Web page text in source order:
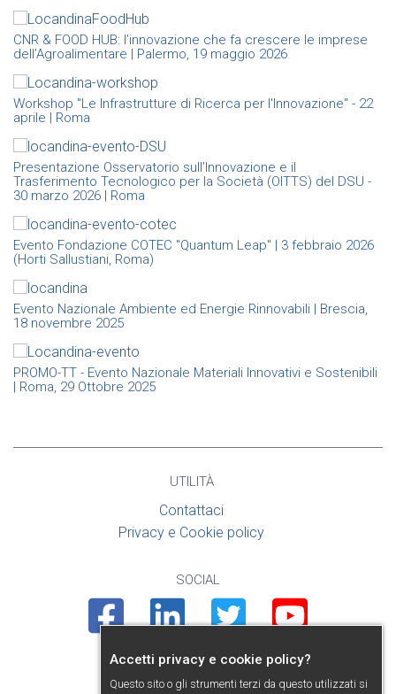
CNR & FOOD HUB: l’innovazione che fa crescere le imprese
dell’Agroalimentare | Palermo, 19 maggio 2026
Workshop "Le Infrastrutture di Ricerca per l'Innovazione" - 22
aprile | Roma
Presentazione Osservatorio sull’Innovazione e il
Trasferimento Tecnologico per la Società (OITTS) del DSU -
30 marzo 2026 | Roma
Evento Fondazione COTEC "Quantum Leap" | 3 febbraio 2026
(Horti Sallustiani, Roma)
Evento Nazionale Ambiente ed Energie Rinnovabili | Brescia,
18 novembre 2025
PROMO-TT - Evento Nazionale Materiali Innovativi e Sostenibili
| Roma, 29 Ottobre 2025
UTILITÀ
Contattaci
Privacy e Cookie policy
SOCIAL
FacebookLinkedin Twitter Youtube
PRESENTAZIONE
Accetti privacy e cookie policy?
Questo sito o gli strumenti terzi da questo utilizzati si